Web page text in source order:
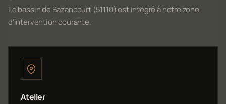
Le bassin de Bazancourt (51110) est intégré à notre zone
d'intervention courante.
Atelier